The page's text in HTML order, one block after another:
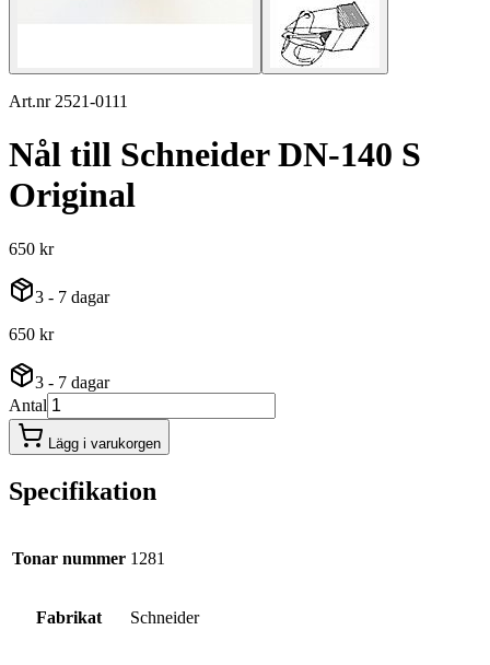
Art.nr 2521-0111
Nål till Schneider DN-140 S
Original
650 kr
3 - 7 dagar
650 kr
3 - 7 dagar
Antal
Lägg i varukorgen
Specifikation
Tonar nummer 1281
Fabrikat Schneider